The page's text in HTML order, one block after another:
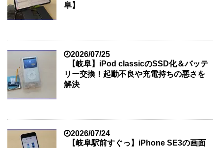
阜】
2026/07/25
【岐阜】iPod classicのSSD化＆バッテ
リー交換！起動不良や充電持ちの悪さを
解決
2026/07/24
【岐阜駅前すぐっ】iPhone SE3の画面